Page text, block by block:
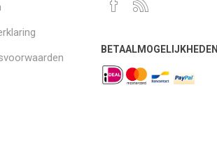
BETAALMOGELIJKHEDEN